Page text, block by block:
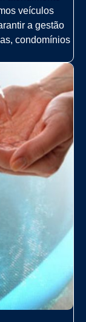
veículos
a gestão
condomínios